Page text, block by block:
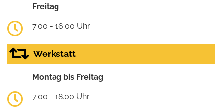
Freitag
7.00 - 16.00 Uhr
Werkstatt
Montag bis Freitag
7.00 - 18.00 Uhr